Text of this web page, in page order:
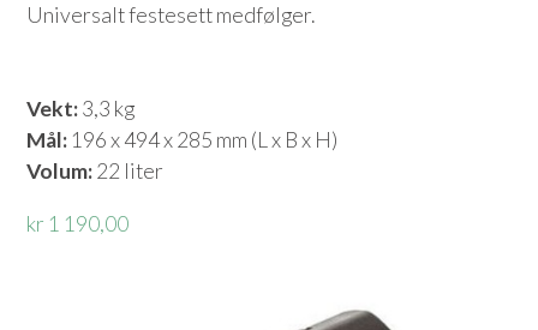
Universalt festesett medfølger.
Vekt:3,3 kg
Mål:196 x 494 x 285 mm (L x B x H)
Volum:22 liter
kr 1 190,00